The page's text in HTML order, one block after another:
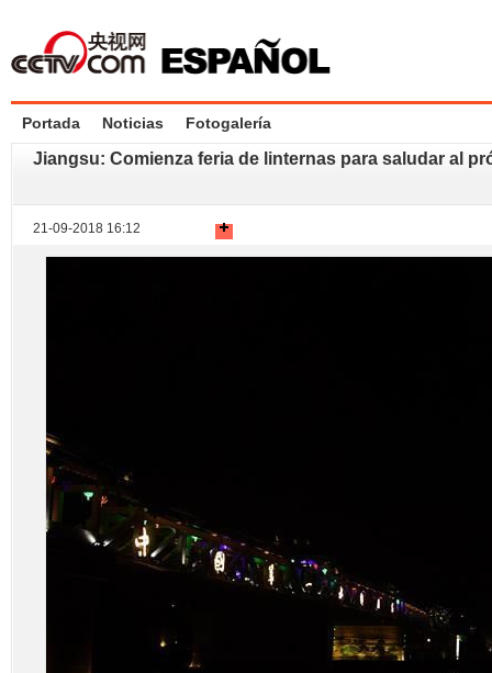
Portada Noticias Fotogalería
Jiangsu: Comienza feria de linternas para saludar al
21-09-2018 16:12